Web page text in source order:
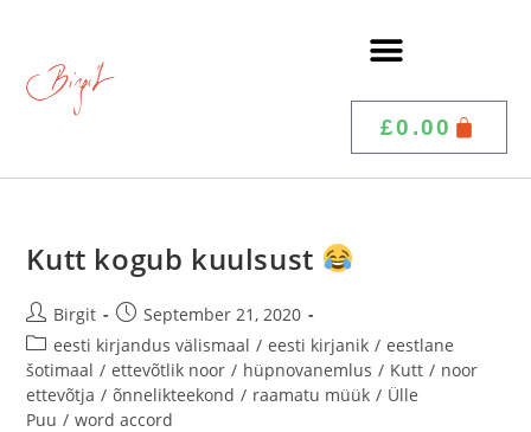
£0.00
Kutt kogub kuulsust
Birgit
September 21, 2020
eesti kirjandus välismaal / eesti kirjanik / eestlane
šotimaal / ettevõtlik noor / hüpnovanemlus / Kutt / noor
ettevõtja / õnnelikteekond / raamatu müük / Ülle
Puu / word accord